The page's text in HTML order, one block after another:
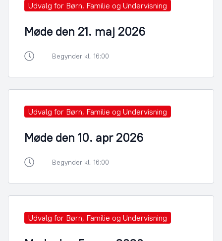
Udvalg for Børn, Familie og Undervisning
Møde den 21. maj 2026
Begynder kl. 16:00
Udvalg for Børn, Familie og Undervisning
Møde den 10. apr 2026
Begynder kl. 16:00
Udvalg for Børn, Familie og Undervisning